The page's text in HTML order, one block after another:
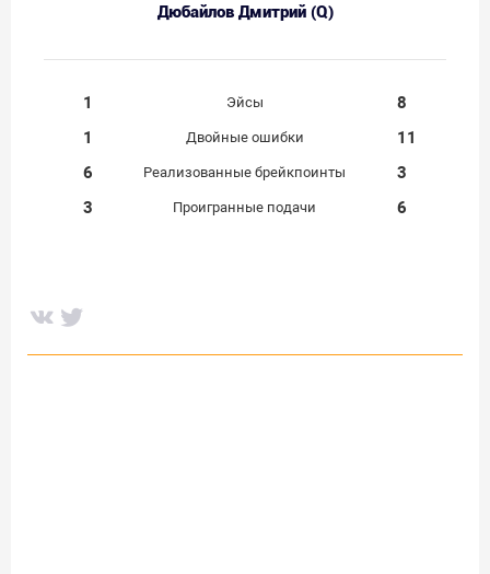
Дюбайлов Дмитрий (Q)
1 Эйсы
8
1
Двойные ошибки
11
6
Реализованные брейкпоинты
3
3
Проигранные подачи 6